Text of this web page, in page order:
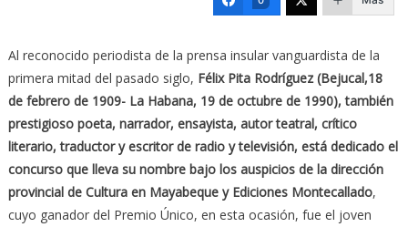
Al reconocido periodista de la prensa insular vanguardista de la
primera mitad del pasado siglo, Félix Pita Rodríguez (Bejucal,18
de febrero de 1909- La Habana, 19 de octubre de 1990), también
prestigioso poeta, narrador, ensayista, autor teatral, crítico
literario, traductor y escritor de radio y televisión, está dedicado el
concurso que lleva su nombre bajo los auspicios de la dirección
provincial de Cultura en Mayabeque y Ediciones Montecallado,
cuyo ganador del Premio Único, en esta ocasión, fue el joven